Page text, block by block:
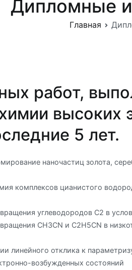
Дипломные
Главная
работ,
высоких
5 лет.
наночастиц золота,
комплексов цианистого
углеводородов C2 в
CH3CN и C2H5CN в
линейного отклика к
возбужденных состояний